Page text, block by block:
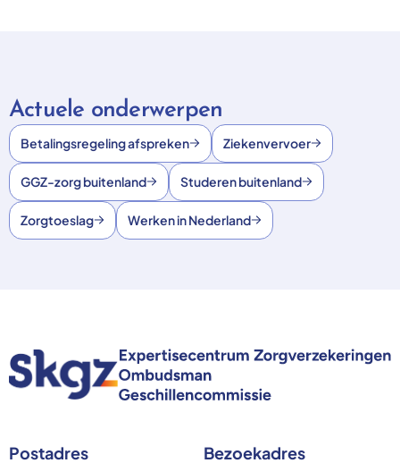
Actuele onderwerpen
Betalingsregeling afspreken Ziekenvervoer
GGZ-zorg buitenland Studeren buitenland
Zorgtoeslag Werken in Nederland
Postadres Bezoekadres